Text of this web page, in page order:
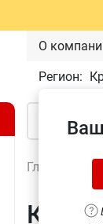
О
Регион:
Главная
Ключ